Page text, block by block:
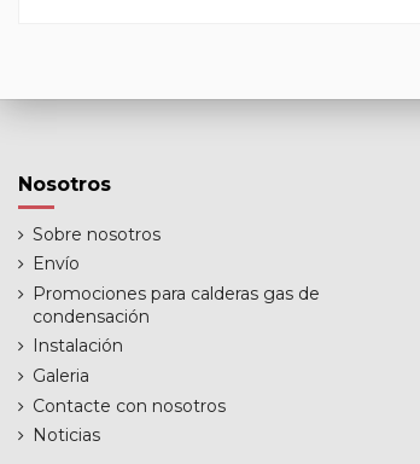
Nosotros
Sobre nosotros
Envío
Promociones para calderas gas de
condensación
Instalación
Galeria
Contacte con nosotros
Noticias